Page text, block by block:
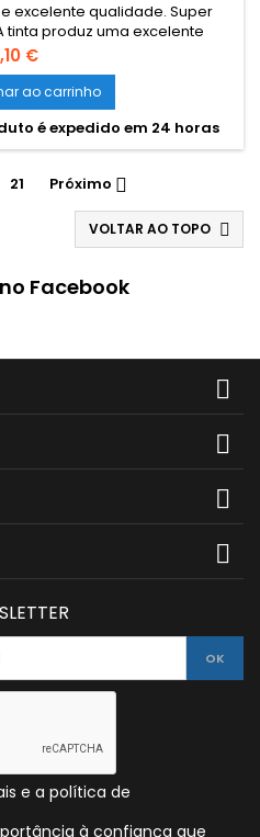
excelente qualidade. Super
tinta produz uma excelente
Grande variedade de cores e
miscíveis entre sí. Pode ser
ou carimbo, em tecidos de
Lavar o tecido antes da
para...
€
ao carrinho
é expedido em 24 horas
21 Próximo 
VOLTAR AO TOPO 
Facebook




e a política de
à confiança que